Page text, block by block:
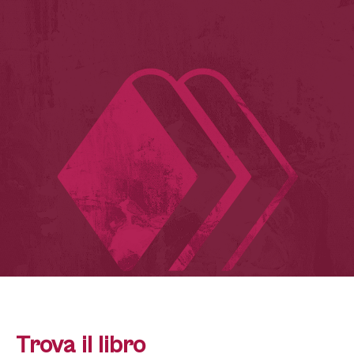
Trova il libro